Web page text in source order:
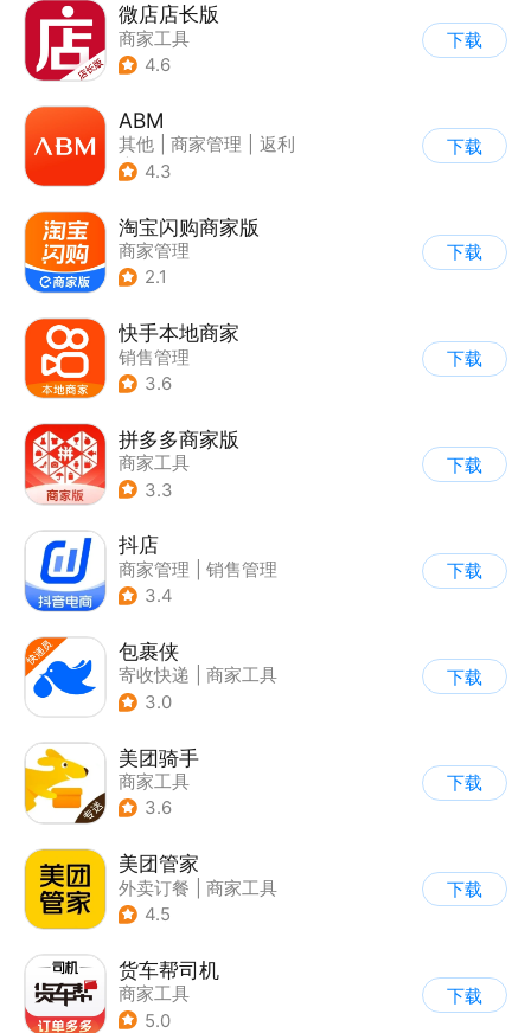
微店店长版
商家工具
4.6
下载
ABM
其他 商家管理
返利
| 海淘
4.3
下载
淘宝闪购商家版
商家管理
2.1
下载
快手本地商家
销售管理
3.6
下载
拼多多商家版
商家工具
3.3
下载
抖店
商家管理
销售管理
3.4
下载
包裹侠
寄收快递
商家工具
3.0
下载
美团骑手
商家工具
3.6
下载
美团管家
外卖订餐
商家工具
4.5
下载
货车帮司机
商家工具
5.0
下载